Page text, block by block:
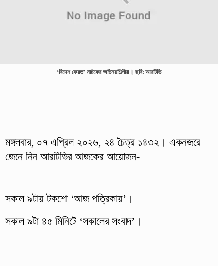
‘বিদেশ ফেরত’ নাটকের অভিনয়শিল্পীরা। ছবি: আরটিভি
মঙ্গলবার, ০৭ এপ্রিল ২০২৬, ২৪ চৈত্র ১৪৩২। একনজরে
জেনে নিন আরটিভির আজকের আয়োজন-
সকাল ৯টায় টকশো ‘আজ পত্রিকায়’।
সকাল ৯টা ৪৫ মিনিটে ‘সকালের সংবাদ’।